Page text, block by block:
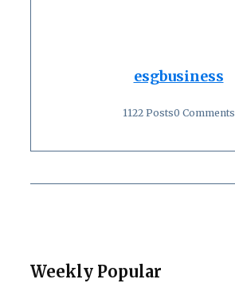
esgbusiness
1122 Posts0 Comments
Weekly Popular